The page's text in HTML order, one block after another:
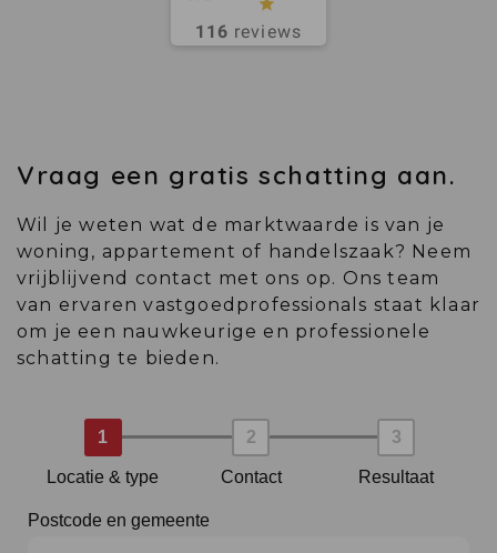
116 reviews
Vraag een gratis schatting aan.
Wil je weten wat de marktwaarde is van je
woning, appartement of handelszaak? Neem
vrijblijvend contact met ons op. Ons team
van ervaren vastgoedprofessionals staat klaar
om je een nauwkeurige en professionele
schatting te bieden.